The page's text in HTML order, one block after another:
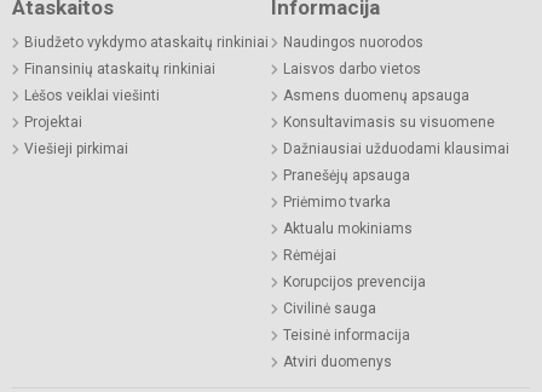
Ataskaitos
Biudžeto vykdymo ataskaitų rinkiniai
Finansinių ataskaitų rinkiniai
Lėšos veiklai viešinti
Projektai
Viešieji pirkimai
Informacija
Naudingos nuorodos
Laisvos darbo vietos
Asmens duomenų apsauga
Konsultavimasis su visuomene
Dažniausiai užduodami klausimai
Pranešėjų apsauga
Priėmimo tvarka
Aktualu mokiniams
Rėmėjai
Korupcijos prevencija
Civilinė sauga
Teisinė informacija
Atviri duomenys